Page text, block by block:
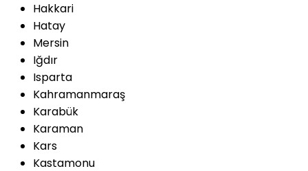
Hakkari
Hatay
Mersin
Iğdır
Isparta
Kahramanmaraş
Karabük
Karaman
Kars
Kastamonu